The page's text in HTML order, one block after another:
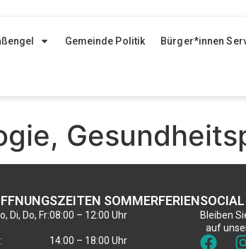
Gemeinde Politik Bürger*innen
SOMMERFERIEN
Di, Do, Fr:08:00 – 12:00 Uhr
14:00 – 18:00 Uhr
Bleiben
auf